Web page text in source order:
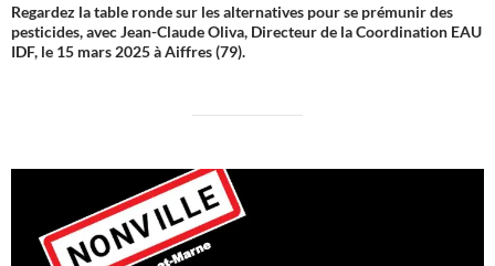
Regardez la table ronde sur les alternatives pour se prémunir des
pesticides, avec Jean-Claude Oliva, Directeur de la Coordination EAU
IDF, le 15 mars 2025 à Aiffres (79).